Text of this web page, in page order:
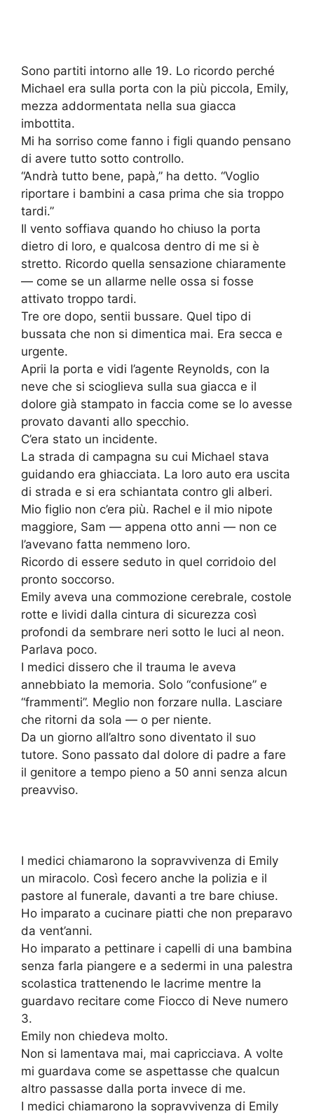
Sono partiti intorno alle 19. Lo ricordo perché
Michael era sulla porta con la più piccola, Emily,
mezza addormentata nella sua giacca
imbottita.
Mi ha sorriso come fanno i figli quando pensano
di avere tutto sotto controllo.
“Andrà tutto bene, papà,” ha detto. “Voglio
riportare i bambini a casa prima che sia troppo
tardi.”
Il vento soffiava quando ho chiuso la porta
dietro di loro, e qualcosa dentro di me si è
stretto. Ricordo quella sensazione chiaramente
— come se un allarme nelle ossa si fosse
attivato troppo tardi.
Tre ore dopo, sentii bussare. Quel tipo di
bussata che non si dimentica mai. Era secca e
urgente.
Aprii la porta e vidi l’agente Reynolds, con la
neve che si scioglieva sulla sua giacca e il
dolore già stampato in faccia come se lo avesse
provato davanti allo specchio.
C’era stato un incidente.
La strada di campagna su cui Michael stava
guidando era ghiacciata. La loro auto era uscita
di strada e si era schiantata contro gli alberi.
Mio figlio non c’era più. Rachel e il mio nipote
maggiore, Sam — appena otto anni — non ce
l’avevano fatta nemmeno loro.
Ricordo di essere seduto in quel corridoio del
pronto soccorso.
Emily aveva una commozione cerebrale, costole
rotte e lividi dalla cintura di sicurezza così
profondi da sembrare neri sotto le luci al neon.
Parlava poco.
I medici dissero che il trauma le aveva
annebbiato la memoria. Solo “confusione” e
“frammenti”. Meglio non forzare nulla. Lasciare
che ritorni da sola — o per niente.
Da un giorno all’altro sono diventato il suo
tutore. Sono passato dal dolore di padre a fare
il genitore a tempo pieno a 50 anni senza alcun
preavviso.
I medici chiamarono la sopravvivenza di Emily
un miracolo. Così fecero anche la polizia e il
pastore al funerale, davanti a tre bare chiuse.
Ho imparato a cucinare piatti che non preparavo
da vent’anni.
Ho imparato a pettinare i capelli di una bambina
senza farla piangere e a sedermi in una palestra
scolastica trattenendo le lacrime mentre la
guardavo recitare come Fiocco di Neve numero
3.
Emily non chiedeva molto.
Non si lamentava mai, mai capricciava. A volte
mi guardava come se aspettasse che qualcun
altro passasse dalla porta invece di me.
I medici chiamarono la sopravvivenza di Emily